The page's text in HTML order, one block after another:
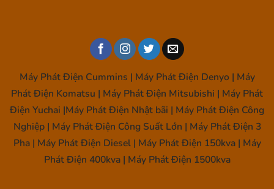
Máy Phát Điện Cummins | Máy Phát Điện Denyo | Máy
Phát Điện Komatsu | Máy Phát Điện Mitsubishi | Máy Phát
Điện Yuchai |Máy Phát Điện Nhật bãi | Máy Phát Điện Công
Nghiệp | Máy Phát Điện Công Suất Lớn | Máy Phát Điện 3
Pha | Máy Phát Điện Diesel | Máy Phát Điện 150kva | Máy
Phát Điện 400kva | Máy Phát Điện 1500kva